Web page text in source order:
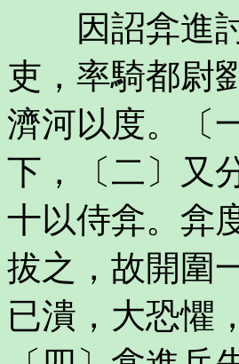
因詔弇進討
吏，率騎都尉
濟河以度。〔
下，〔二〕又
十以侍弇。弇
拔之，故開圍
已潰，大恐懼